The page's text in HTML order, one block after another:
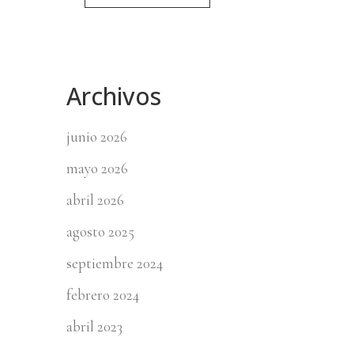
Archivos
junio 2026
mayo 2026
abril 2026
agosto 2025
septiembre 2024
febrero 2024
abril 2023